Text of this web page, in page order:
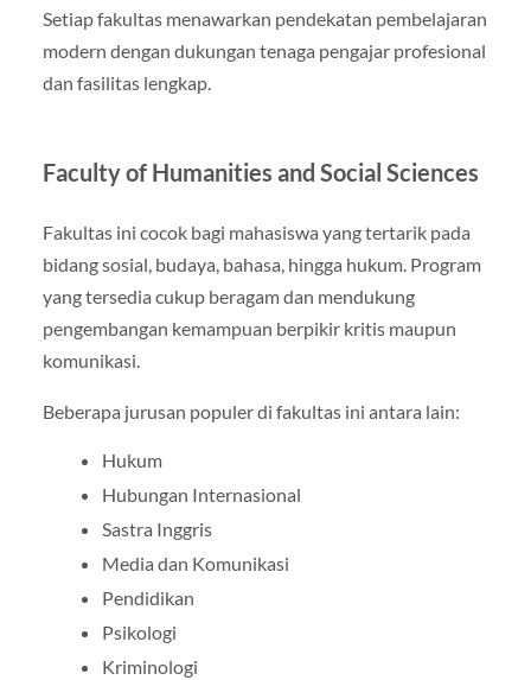
Setiap fakultas menawarkan pendekatan pembelajaran
modern dengan dukungan tenaga pengajar profesional
dan fasilitas lengkap.
Faculty of Humanities and Social Sciences
Fakultas ini cocok bagi mahasiswa yang tertarik pada
bidang sosial, budaya, bahasa, hingga hukum. Program
yang tersedia cukup beragam dan mendukung
pengembangan kemampuan berpikir kritis maupun
komunikasi.
Beberapa jurusan populer di fakultas ini antara lain:
Hukum
Hubungan Internasional
Sastra Inggris
Media dan Komunikasi
Pendidikan
Psikologi
Kriminologi